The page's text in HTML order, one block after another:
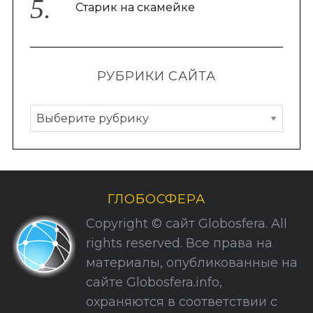
Старик на скамейке
РУБРИКИ САЙТА
Р
у
б
р
и
С
а
ГЛОБОСФЕРА
Copyright © сайт Globosfera. All
rights reserved. Все права на
материалы, опубликованные на
сайте Globosfera.info,
охраняются в соответствии с